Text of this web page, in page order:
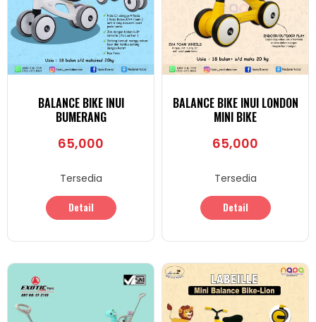
BALANCE BIKE INUI
BUMERANG
65,000
Tersedia
Detail
BALANCE BIKE INUI LONDON
MINI BIKE
65,000
Tersedia
Detail